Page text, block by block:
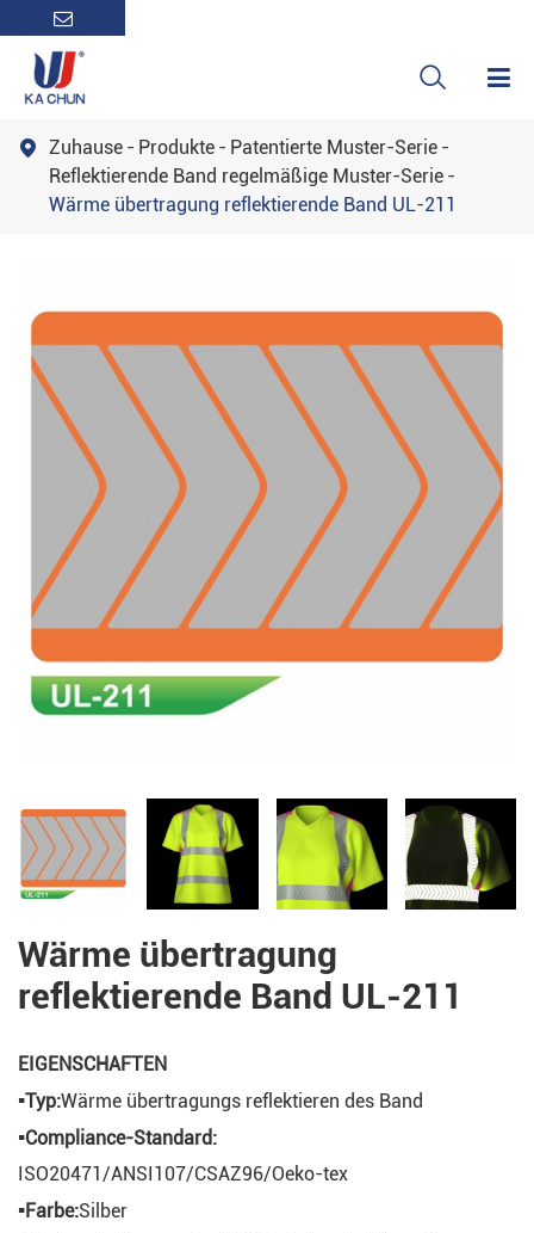

 Zuhause Produkte
Patentierte Muster-Serie
Reflektierende Band regelmäßige Muster-Serie
Wärme übertragung reflektierende Band UL-211
Wärme übertragung
reflektierende Band UL-211
EIGENSCHAFTEN
▪Typ:Wärme übertragungs reflektieren des Band
▪Compliance-Standard:
ISO20471/ANSI107/CSAZ96/Oeko-tex
▪Farbe:Silber